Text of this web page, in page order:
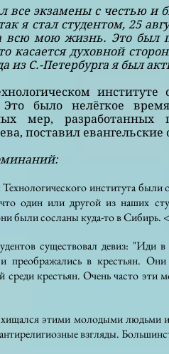
экзамены с честью и
я стал студентом, 25
всю мою жизнь. Это был
касается духовной
из С.-Петербурга я был
институте
Это было нелёгкое
мер,
поставил
института были
один или другой из наших
были сосланы куда-то в Сибирь.
существовал девиз: "Иди
и преображались в крестьян.
среди крестьян. Очень часто
этими молодыми людьми
взгляды.